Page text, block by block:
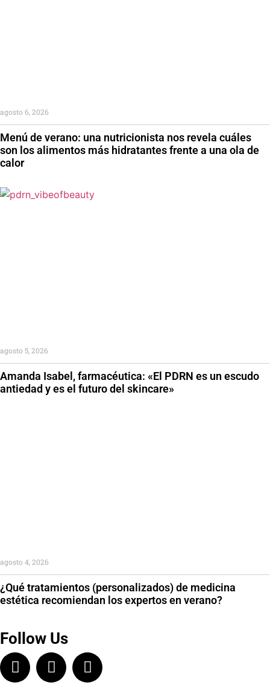
Menú de verano: una nutricionista nos revela cuáles
son los alimentos más hidratantes frente a una ola de
calor
agosto 6, 2026
Amanda Isabel, farmacéutica: «El PDRN es un escudo
antiedad y es el futuro del skincare»
agosto 5, 2026
¿Qué tratamientos (personalizados) de medicina
estética recomiendan los expertos en verano?
agosto 4, 2026
Follow Us